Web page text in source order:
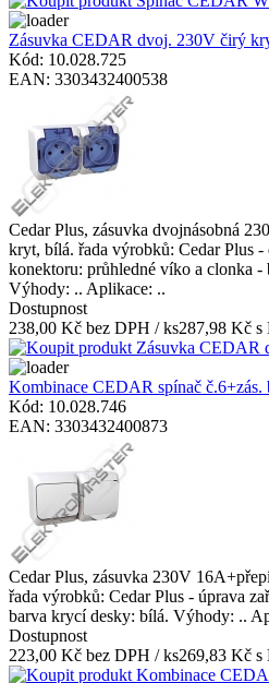
Zásuvka CEDAR dvoj. 230V čirý
Kód: 10.028.725
EAN: 3303432400538
Cedar Plus, zásuvka dvojnásobná
kryt, bílá. řada výrobků: Cedar Plus -
konektoru: průhledné víko a clonka -
Výhody: .. Aplikace: ..
Dostupnost
238,00 Kč bez DPH / ks287,98 Kč s
Kombinace CEDAR spínač č.6+zás.
Kód: 10.028.746
EAN: 3303432400873
Cedar Plus, zásuvka 230V
řada výrobků: Cedar Plus - úprava
barva krycí desky: bílá. Výhody: ..
Dostupnost
223,00 Kč bez DPH / ks269,83 Kč s